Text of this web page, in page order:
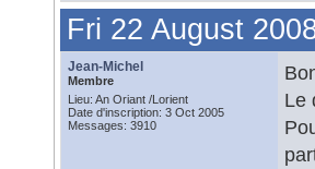
Fri 22 August
Jean-Michel
Membre
Lieu: An Oriant /Lorient
Date d'inscription: 3 Oct 2005
Messages: 3910
Le